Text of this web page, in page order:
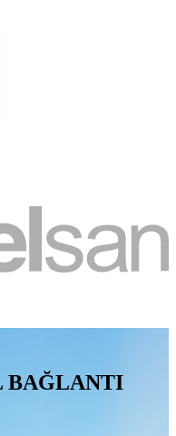
BAĞLANTI